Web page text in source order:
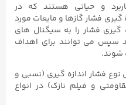
و حیاتی هستند که در
گیری فشار گازها و مایعات مورد
گیری فشار را به سیگنال های
سپس می توانند برای اهداف
شوند.
نوع فشار اندازه گیری (نسبی و
و فیلم نازک) در انواع